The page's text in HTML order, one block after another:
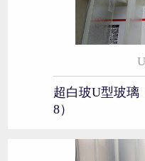
超白玻U型玻璃
8）